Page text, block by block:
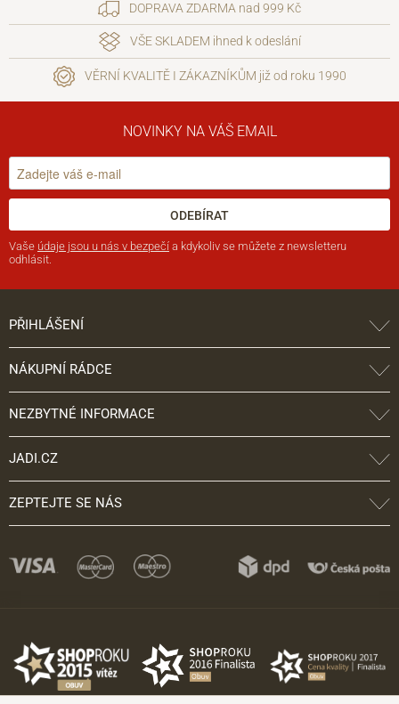
DOPRAVA ZDARMA nad 999 Kč
VŠE SKLADEM ihned k odeslání
VĚRNÍ KVALITĚ I ZÁKAZNÍKŮM již od roku 1990
NOVINKY NA VÁŠ EMAIL
ODEBÍRAT
Vaše údaje jsou u nás v bezpečí a kdykoliv se můžete z newsletteru
odhlásit.
PŘIHLÁŠENÍ
NÁKUPNÍ RÁDCE
NEZBYTNÉ INFORMACE
JADI.CZ
ZEPTEJTE SE NÁS